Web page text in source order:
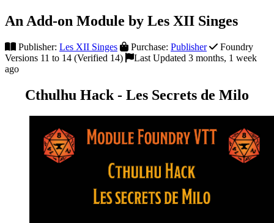
An Add-on Module by Les XII Singes
Publisher: Les XII Singes Purchase: Publisher
Foundry
Versions 11 to 14 (Verified 14)
Last Updated 3 months, 1 week
ago
Cthulhu Hack - Les Secrets de Milo